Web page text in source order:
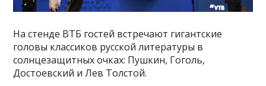
На стенде ВТБ гостей встречают гигантские
головы классиков русской литературы в
солнцезащитных очках: Пушкин, Гоголь,
Достоевский и Лев Толстой.